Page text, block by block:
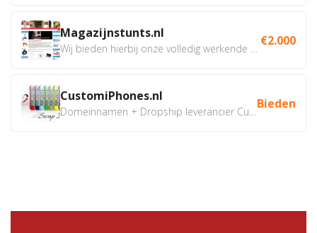
Magazijnstunts.nl €2.000
CustomiPhones.nl Bieden